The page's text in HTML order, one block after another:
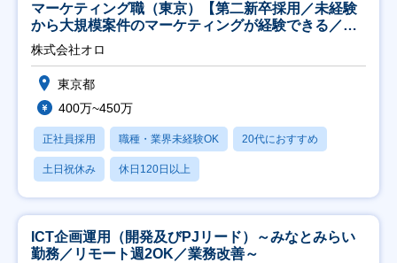
マーケティング職（東京）【第二新卒採用／未経験
から大規模案件のマーケティングが経験できる／研
修充実】
株式会社オロ
東京都
400万~450万
正社員採用 職種・業界未経験OK 20代におすすめ
土日祝休み 休日120日以上
ICT企画運用（開発及びPJリード）～みなとみらい
勤務／リモート週2OK／業務改善～